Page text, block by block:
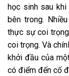
học sinh sau
bên trong.
thực sự coi
coi trọng. Và
khởi đầu của
có điểm đến cố